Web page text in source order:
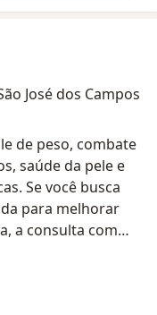
José dos Campos
de peso, combate
saúde da pele e
Se você busca
para melhorar
a consulta com
comigo e